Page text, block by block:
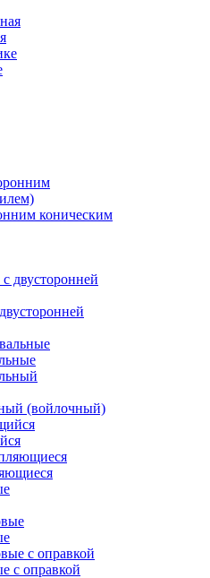
коническим
(войлочный)
с оправкой